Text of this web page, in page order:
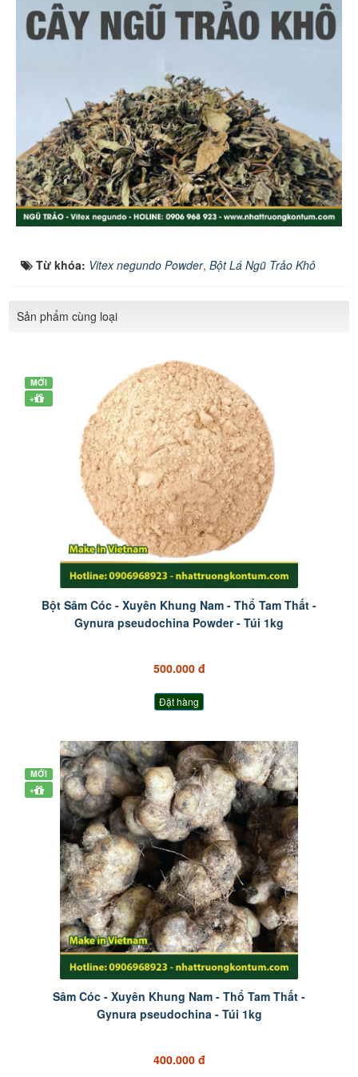
Từ khóa: Vitex negundo Powder, Bột Lá Ngũ Trảo Khô
Sản phẩm cùng loại
MỚI
+
Bột Sâm Cóc - Xuyên Khung Nam - Thổ Tam Thất -
Gynura pseudochina Powder - Túi 1kg
500.000 đ
Đặt hàng
MỚI
+
Sâm Cóc - Xuyên Khung Nam - Thổ Tam Thất -
Gynura pseudochina - Túi 1kg
400.000 đ